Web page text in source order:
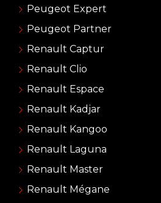
Peugeot Expert
Peugeot Partner
Renault Captur
Renault Clio
Renault Espace
Renault Kadjar
Renault Kangoo
Renault Laguna
Renault Master
Renault Mégane